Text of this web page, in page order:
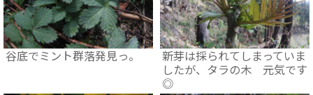
谷底でミント群落発見っ。
新芽は採られてしまっていま
したが、タラの木 元気です
◎